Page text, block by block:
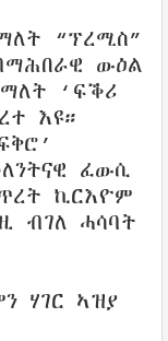
“ፕረሚስ”
ውዕል
‘ፍቕሪ
እዩ።
ፈውሲ
ኪርእዮም
ብገለ ሓሳባት
ሃገር ኣዝያ